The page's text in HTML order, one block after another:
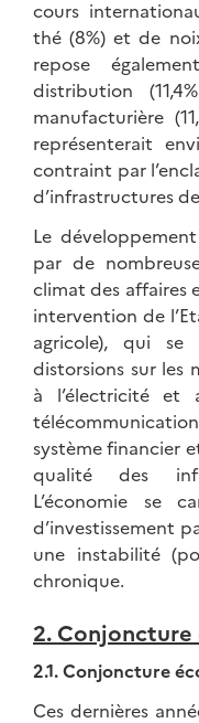
cours
thé (8%) et de
repose
distribution
manufacturière
représenterait
contraint par
d’infrastructures
Le
par de
climat des affaires
intervention de
agricole), qui
distorsions sur les
à l’électricité et
système financier
qualité des
L’économie se
d’investissement
une instabilité
chronique.
2.
2.1. Conjoncture
Ces dernières